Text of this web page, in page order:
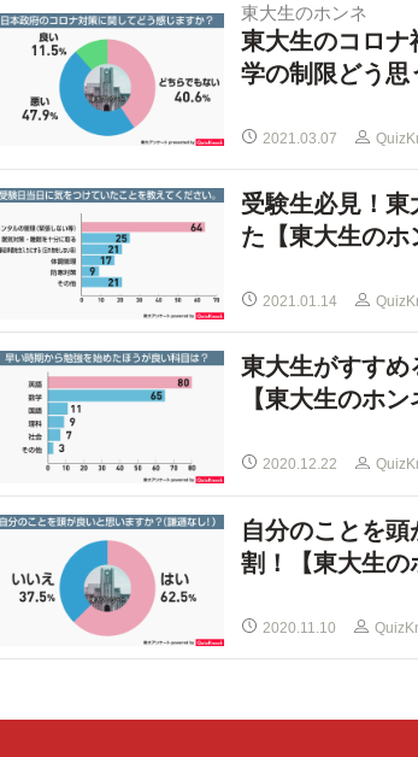
東大生のホンネ
東大生のコロ
学の制限どう思
2021.03.07
受験生必見！東
た【東大生のホ
2021.01.14
東大生がすすめ
【東大生のホン
2020.12.22
自分のことを
割！【東大生の
2020.11.10